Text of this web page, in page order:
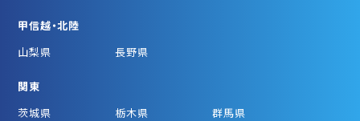
甲信越・北陸
山梨県
長野県
関東
茨城県
栃木県
群馬県